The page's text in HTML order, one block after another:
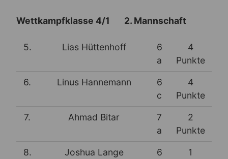
Wettkampfklasse 4/1 2. Mannschaft
5. Lias Hüttenhoff
6
a
4
Punkte
6. Linus Hannemann
6
c
4
Punkte
7. Ahmad Bitar
7
a
2
Punkte
8. Joshua Lange
6
1